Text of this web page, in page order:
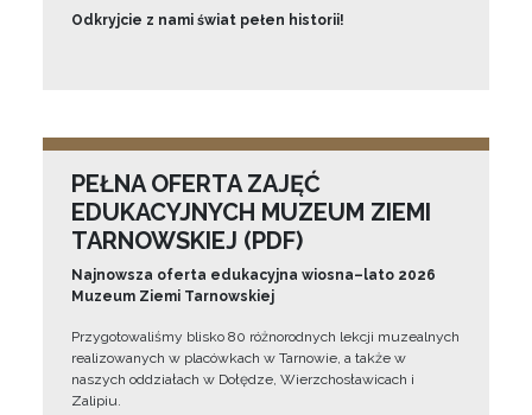
Odkryjcie z nami świat pełen historii!
PEŁNA OFERTA ZAJĘĆ
EDUKACYJNYCH MUZEUM ZIEMI
TARNOWSKIEJ (PDF)
Najnowsza oferta edukacyjna wiosna–lato 2026
Muzeum Ziemi Tarnowskiej
Przygotowaliśmy blisko 80 różnorodnych lekcji muzealnych
realizowanych w placówkach w Tarnowie, a także w
naszych oddziałach w Dołędze, Wierzchosławicach i
Zalipiu.